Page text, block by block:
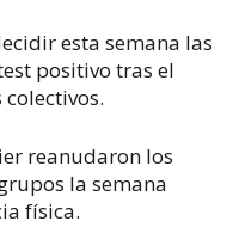
esta semana las
positivo tras el
reanudaron los
la semana
física.